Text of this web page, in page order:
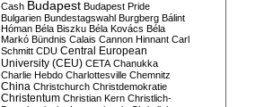
Cash Budapest Budapest Pride
Bulgarien Bundestagswahl Burgberg Bálint
Hóman Béla Biszku Béla Kovács Béla
Markó Bündnis Calais Cannon Hinnant Carl
Schmitt CDU Central European
University (CEU) CETA Chanukka
Charlie Hebdo Charlottesville Chemnitz
China Christchurch Christdemokratie
Christentum Christian Kern Christlich-